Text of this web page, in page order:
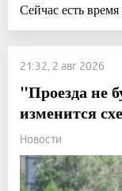
Сейчас есть
21:32, 2 авг 2026
"Проезда не
изменится
Новости